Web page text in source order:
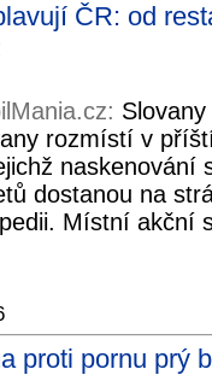
ČR: od
rozmístí v
naskenování
dostanou na
Místní akční
proti pornu prý